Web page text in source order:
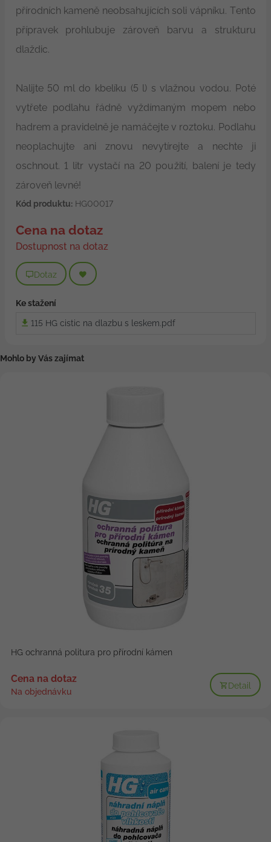
přírodních kameně neobsahujících soli vápníku. Tento
přípravek prohlubuje zároveň barvu a strukturu
dlaždic.
Nalijte 50 ml do kbelíku (5 l) s vlažnou vodou. Poté
vytřete podlahu řádně vyždímaným mopem nebo
hadrem a pravidelně je namáčejte v roztoku. Podlahu
neoplachujte ani znovu nevytírejte a nechte ji
oschnout. 1 litr vystačí na 20 použití, balení je tedy
zároveň levné!
Kód produktu:HG00017
Cena na dotaz
Dostupnost na dotaz
Dotaz
Ke stažení
115 HG cistic na dlazbu s leskem.pdf
Mohlo by Vás zajímat
HG ochranná politura pro přírodní kámen
Cena na dotaz
Na objednávku
Detail